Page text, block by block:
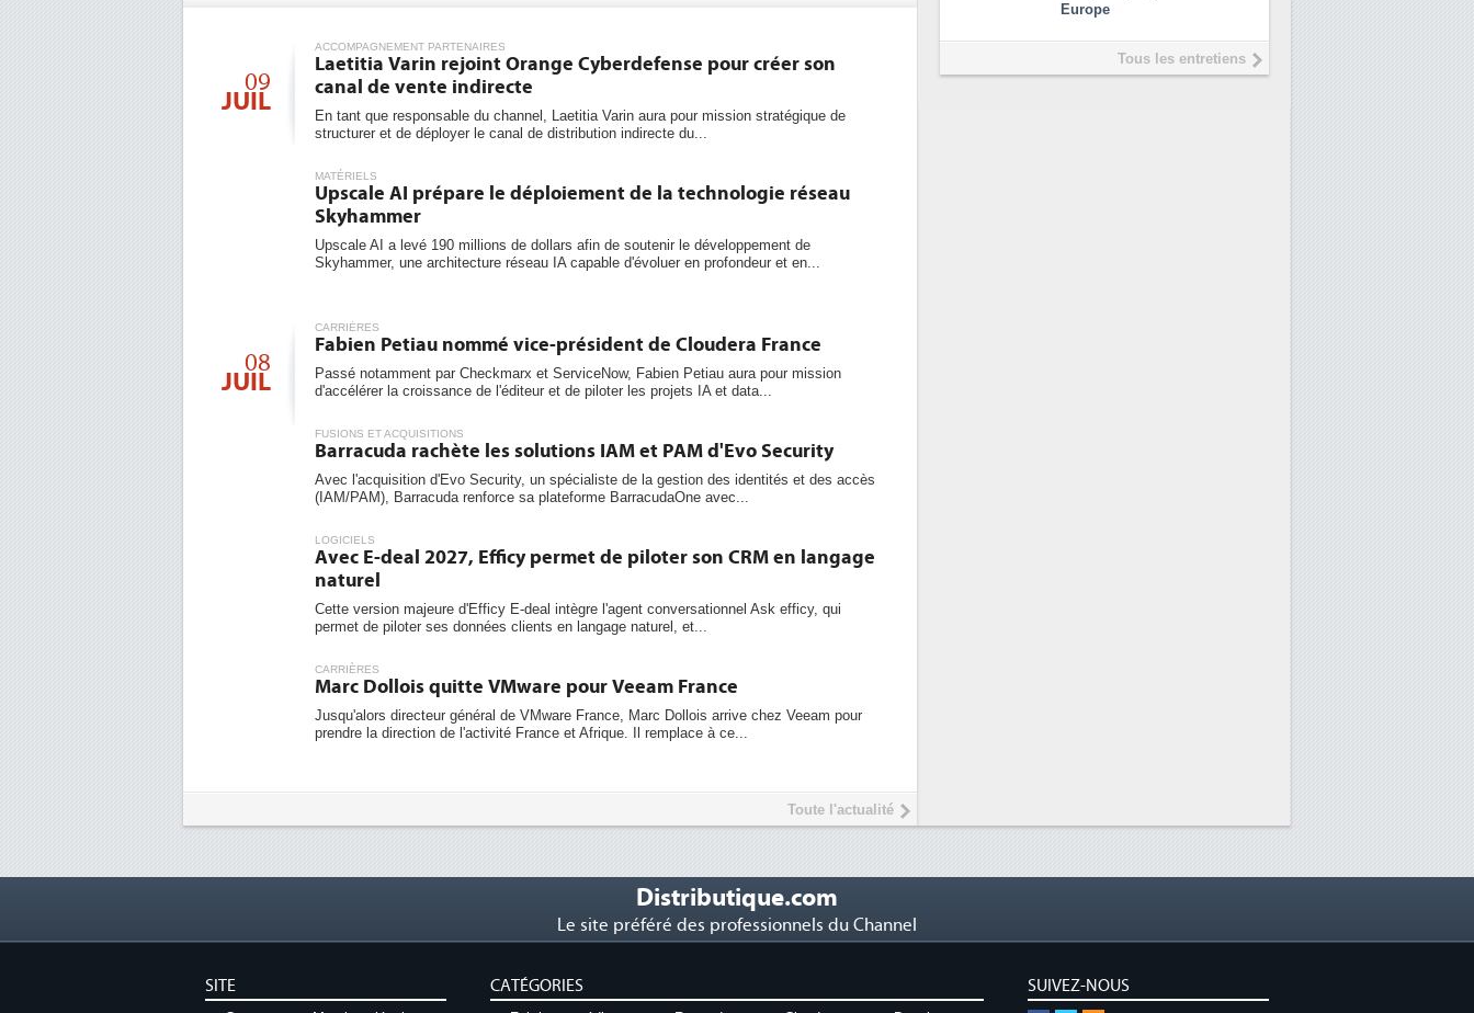
6
09
JUIL
ACCOMPAGNEMENT PARTENAIRES
Laetitia Varin rejoint Orange Cyberdefense pour créer son
canal de vente indirecte
En tant que responsable du channel, Laetitia Varin aura pour mission stratégique de
structurer et de déployer le canal de distribution indirecte du...
MATÉRIELS
Upscale AI prépare le déploiement de la technologie réseau
Skyhammer
Upscale AI a levé 190 millions de dollars afin de soutenir le développement de
Skyhammer, une architecture réseau IA capable d'évoluer en profondeur et en...
08
JUIL
CARRIÈRES
Fabien Petiau nommé vice-président de Cloudera France
Passé notamment par Checkmarx et ServiceNow, Fabien Petiau aura pour mission
d'accélérer la croissance de l'éditeur et de piloter les projets IA et data...
FUSIONS ET ACQUISITIONS
Barracuda rachète les solutions IAM et PAM d'Evo Security
Avec l'acquisition d'Evo Security, un spécialiste de la gestion des identités et des accès
(IAM/PAM), Barracuda renforce sa plateforme BarracudaOne avec...
LOGICIELS
Avec E-deal 2027, Efficy permet de piloter son CRM en langage
naturel
Cette version majeure d'Efficy E-deal intègre l'agent conversationnel Ask efficy, qui
permet de piloter ses données clients en langage naturel, et...
CARRIÈRES
Marc Dollois quitte VMware pour Veeam France
Jusqu'alors directeur général de VMware France, Marc Dollois arrive chez Veeam pour
prendre la direction de l'activité France et Afrique. Il remplace à ce...
Toute l'actualité
Europe
Tous les entretiens
Distributique.com
Le site préféré des professionnels du Channel
SUIVEZ-NOUS
SITE CATÉGORIES